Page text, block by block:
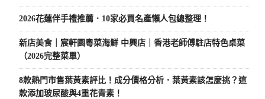
2026花蓮伴手禮推薦．10家必買名產懶人包總整理！
新店美食｜宸軒園粵菜海鮮 中興店｜香港老師傅駐店特色桌菜
（2026完整菜單）
8款熱門市售葉黃素評比！成分價格分析．葉黃素該怎麼挑？這
款添加玻尿酸與4重花青素！